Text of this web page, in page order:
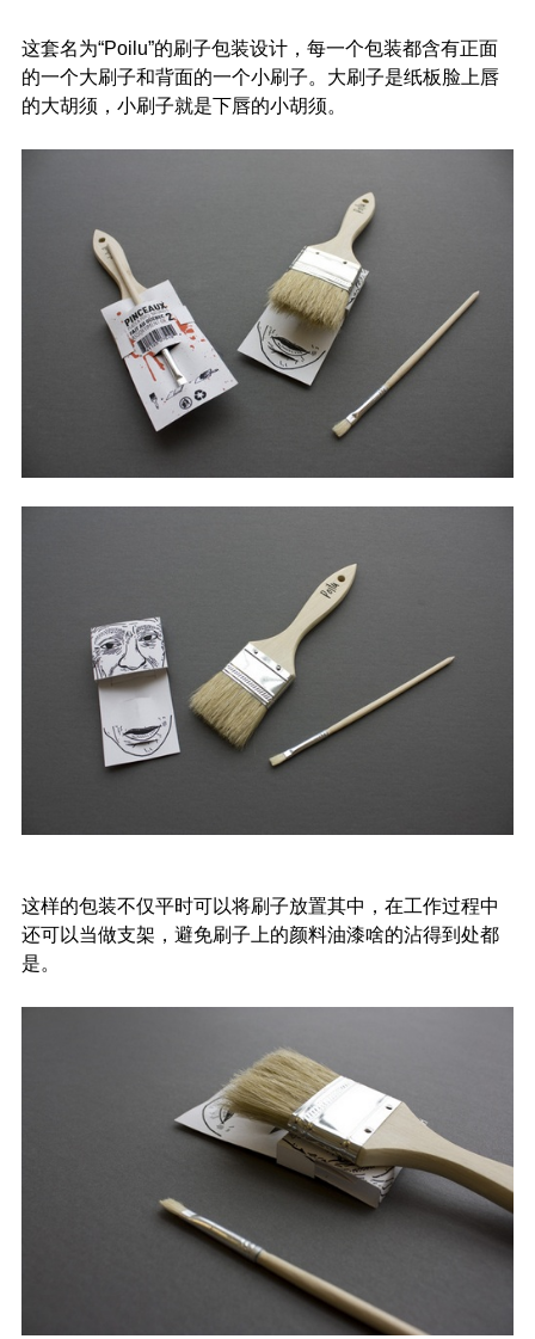
这套名为“Poilu”的刷子包装设计，每一个包装都含有正面
的一个大刷子和背面的一个小刷子。大刷子是纸板脸上唇
的大胡须，小刷子就是下唇的小胡须。
这样的包装不仅平时可以将刷子放置其中，在工作过程中
还可以当做支架，避免刷子上的颜料油漆啥的沾得到处都
是。